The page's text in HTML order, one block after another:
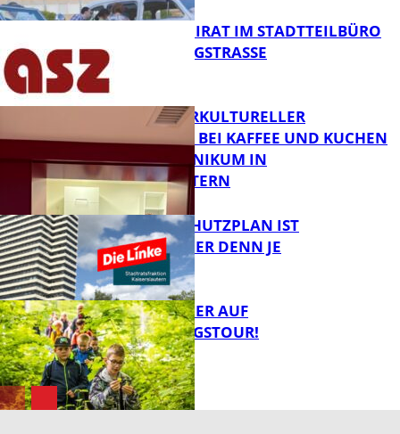
FB News
FB News
SENIORENBEIRAT IM STADTTEILBÜRO
IN DER KÖNIGSTRASSE
FB Gesundheit
NEUER INTERKULTURELLER
TREFFPUNKT BEI KAFFEE UND KUCHEN
IM PFALZKLINIKUM IN
KAISERSLAUTERN
FB News
EIN HITZESCHUTZPLAN IST
NOTWENDIGER DENN JE
MIT DEM JÄGER AUF
ENTDECKUNGSTOUR!